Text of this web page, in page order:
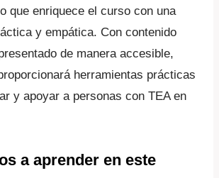
que enriquece el curso con una
y empática. Con contenido
de manera accesible,
herramientas prácticas
y apoyar a personas con TEA en
a aprender en este